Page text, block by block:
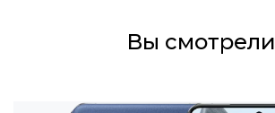
Вы смотрели